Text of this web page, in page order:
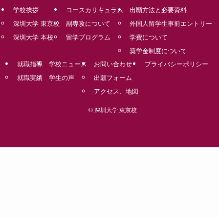
学校挨拶
深圳大学 東京校
深圳大学 本校
コースカリキュラム
副専攻について
留学プログラム
出願方法と必要資料
外国人留学生事前エントリー
学費について
奨学金制度について
就職指導
就職実績
学校ニュース
学生の声
お問い合わせ
出願フォーム
アクセス、地図
プライバシーポリシー
©深圳大学 東京校